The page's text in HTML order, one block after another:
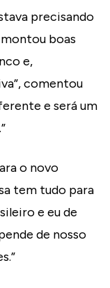
precisando
montou boas
e,
comentou
e será um
o novo
tem tudo para
e eu de
de nosso